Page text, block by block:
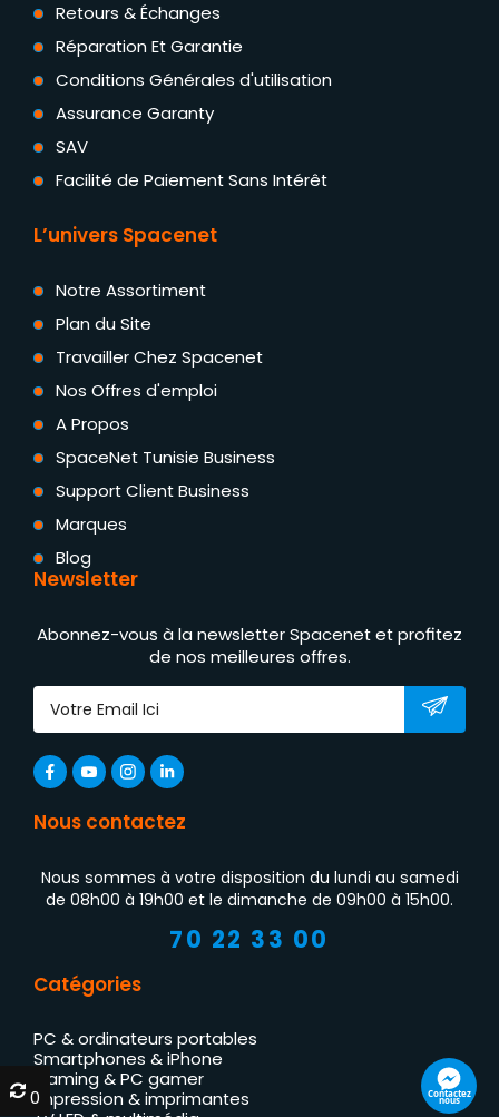
Retours & Échanges
Réparation Et Garantie
Conditions Générales d'utilisation
Assurance Garanty
SAV
Facilité de Paiement Sans Intérêt
L’univers Spacenet
Notre Assortiment
Plan du Site
Travailler Chez Spacenet
Nos Offres d'emploi
A Propos
SpaceNet Tunisie Business
Support Client Business
Marques
Blog
Newsletter
Abonnez-vous à la newsletter Spacenet et profitez
de nos meilleures offres.
Nous contactez
Nous sommes à votre disposition du lundi au samedi
de 08h00 à 19h00 et le dimanche de 09h00 à 15h00.
70 22 33 00
Catégories
PC & ordinateurs portables
Smartphones & iPhone
Gaming & PC gamer
Impression & imprimantes
Contactez
nous
0
0